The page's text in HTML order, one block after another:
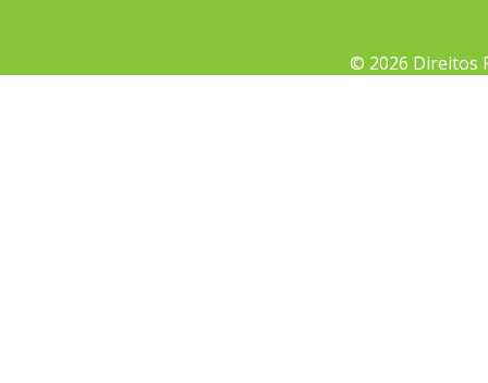
© 2026 Direitos